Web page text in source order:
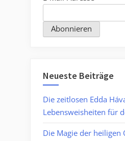
Neueste Beiträge
Die zeitlosen Edda
Lebensweisheiten für
Die Magie der heiligen